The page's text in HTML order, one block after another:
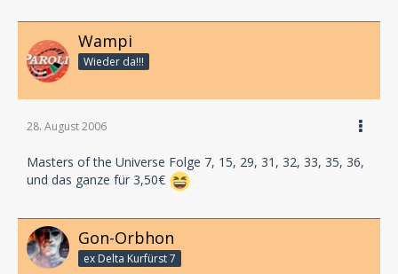
Wampi
Wieder da!!!
28. August 2006
Masters of the Universe Folge 7, 15, 29, 31, 32, 33, 35, 36,
und das ganze für 3,50€
Gon-Orbhon
ex Delta Kurfürst 7